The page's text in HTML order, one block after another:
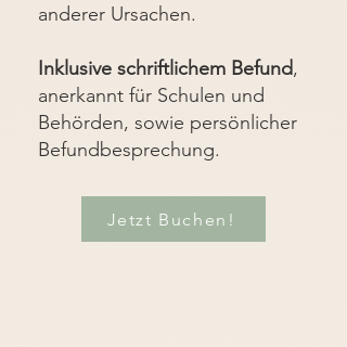
anderer Ursachen.
Inklusive schriftlichem Befund,
anerkannt für Schulen und
Behörden, sowie persönlicher
Befundbesprechung.
Jetzt Buchen!